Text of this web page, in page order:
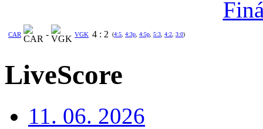
CAR - VGK 4 : 2 (4:5 4:3p 4:5p 5:3 4:2 3:0)
LiveScore
11. 06. 2026